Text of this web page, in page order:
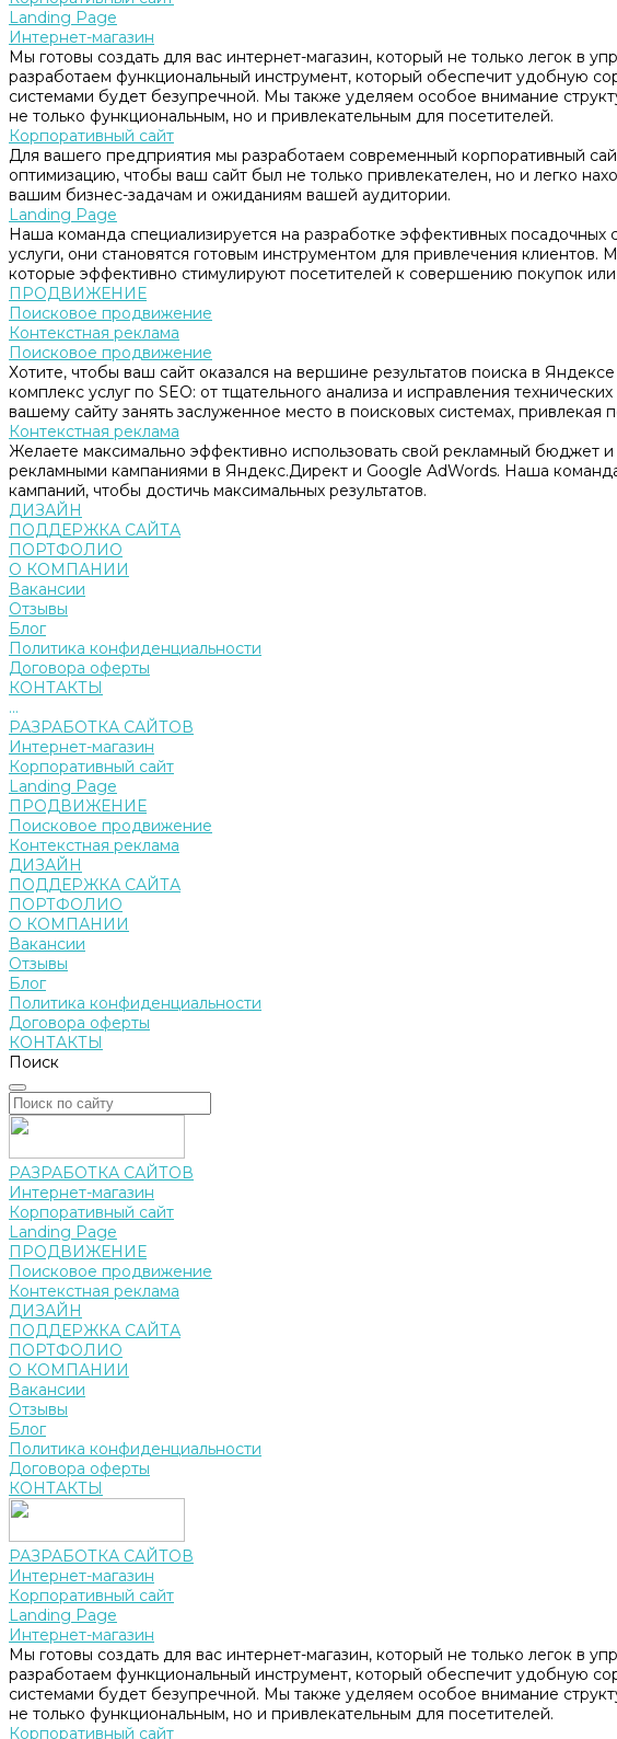
Landing Page
Интернет-магазин
Мы готовы создать для вас интернет-магазин, который не только легок в
разработаем функциональный инструмент, который обеспечит удобную
системами будет безупречной. Мы также уделяем особое внимание
не только функциональным, но и привлекательным для посетителей.
Корпоративный сайт
Для вашего предприятия мы разработаем современный корпоративный
оптимизацию, чтобы ваш сайт был не только привлекателен, но и легко
вашим бизнес-задачам и ожиданиям вашей аудитории.
Landing Page
Наша команда специализируется на разработке эффективных посадочных
услуги, они становятся готовым инструментом для привлечения
которые эффективно стимулируют посетителей к совершению покупок
ПРОДВИЖЕНИЕ
Поисковое продвижение
Контекстная реклама
Поисковое продвижение
Хотите, чтобы ваш сайт оказался на вершине результатов поиска в
комплекс услуг по SEO: от тщательного анализа и исправления
вашему сайту занять заслуженное место в поисковых системах, привлекая
Контекстная реклама
Желаете максимально эффективно использовать свой рекламный
рекламными кампаниями в Яндекс.Директ и Google AdWords. Наша
кампаний, чтобы достичь максимальных результатов.
ДИЗАЙН
ПОДДЕРЖКА САЙТА
ПОРТФОЛИО
О КОМПАНИИ
Вакансии
Отзывы
Блог
Политика конфиденциальности
Договора оферты
КОНТАКТЫ
...
РАЗРАБОТКА САЙТОВ
Интернет-магазин
Корпоративный сайт
Landing Page
ПРОДВИЖЕНИЕ
Поисковое продвижение
Контекстная реклама
ДИЗАЙН
ПОДДЕРЖКА САЙТА
ПОРТФОЛИО
О КОМПАНИИ
Вакансии
Отзывы
Блог
Политика конфиденциальности
Договора оферты
КОНТАКТЫ
Поиск
РАЗРАБОТКА САЙТОВ
Интернет-магазин
Корпоративный сайт
Landing Page
ПРОДВИЖЕНИЕ
Поисковое продвижение
Контекстная реклама
ДИЗАЙН
ПОДДЕРЖКА САЙТА
ПОРТФОЛИО
О КОМПАНИИ
Вакансии
Отзывы
Блог
Политика конфиденциальности
Договора оферты
КОНТАКТЫ
РАЗРАБОТКА САЙТОВ
Интернет-магазин
Корпоративный сайт
Landing Page
Интернет-магазин
Мы готовы создать для вас интернет-магазин, который не только легок в
разработаем функциональный инструмент, который обеспечит удобную
системами будет безупречной. Мы также уделяем особое внимание
не только функциональным, но и привлекательным для посетителей.
Корпоративный сайт